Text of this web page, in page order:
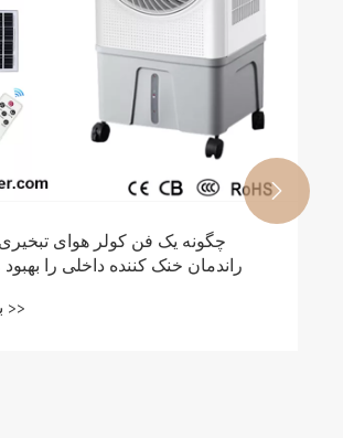
چگونه یک فن کولر هوای
راندمان خنک کننده داخلی را
بیشتر ببینید >>
